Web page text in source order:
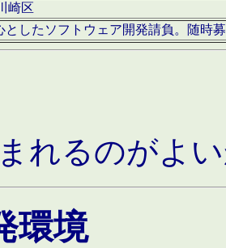
崎区
としたソフトウェア開発請負。随時
れるのがよ
環境